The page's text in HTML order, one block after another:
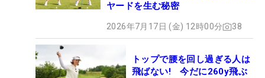
ヤードを生む秘密
2026年7月17日 (金) 12時00分 38
トップで腰を回し過ぎる人は
飛ばない! 今だに260y飛ぶ